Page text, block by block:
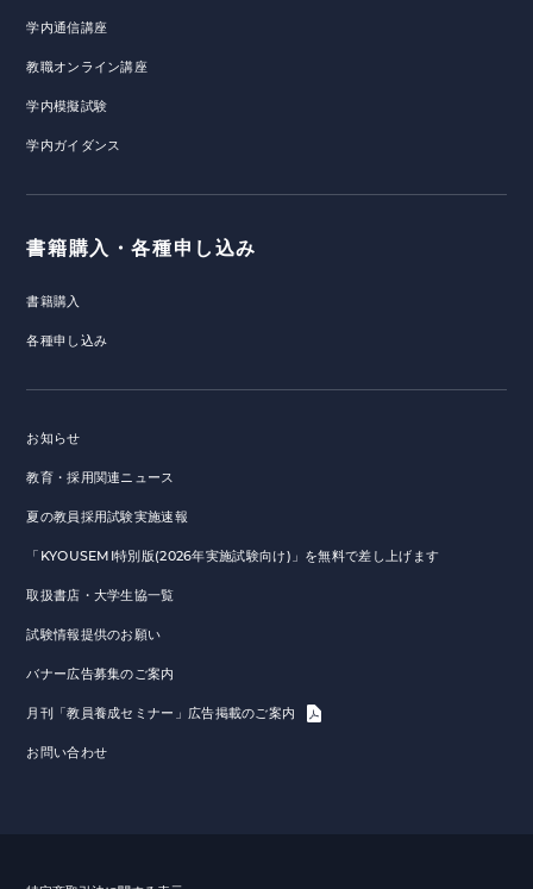
学内通信講座
教職オンライン講座
学内模擬試験
学内ガイダンス
書籍購入・各種申し込み
書籍購入
各種申し込み
お知らせ
教育・採用関連ニュース
夏の教員採用試験実施速報
「KYOUSEMI特別版(2026年実施試験向け)」を無料で差し上げます
取扱書店・大学生協一覧
試験情報提供のお願い
バナー広告募集のご案内
月刊「教員養成セミナー」広告掲載のご案内
お問い合わせ